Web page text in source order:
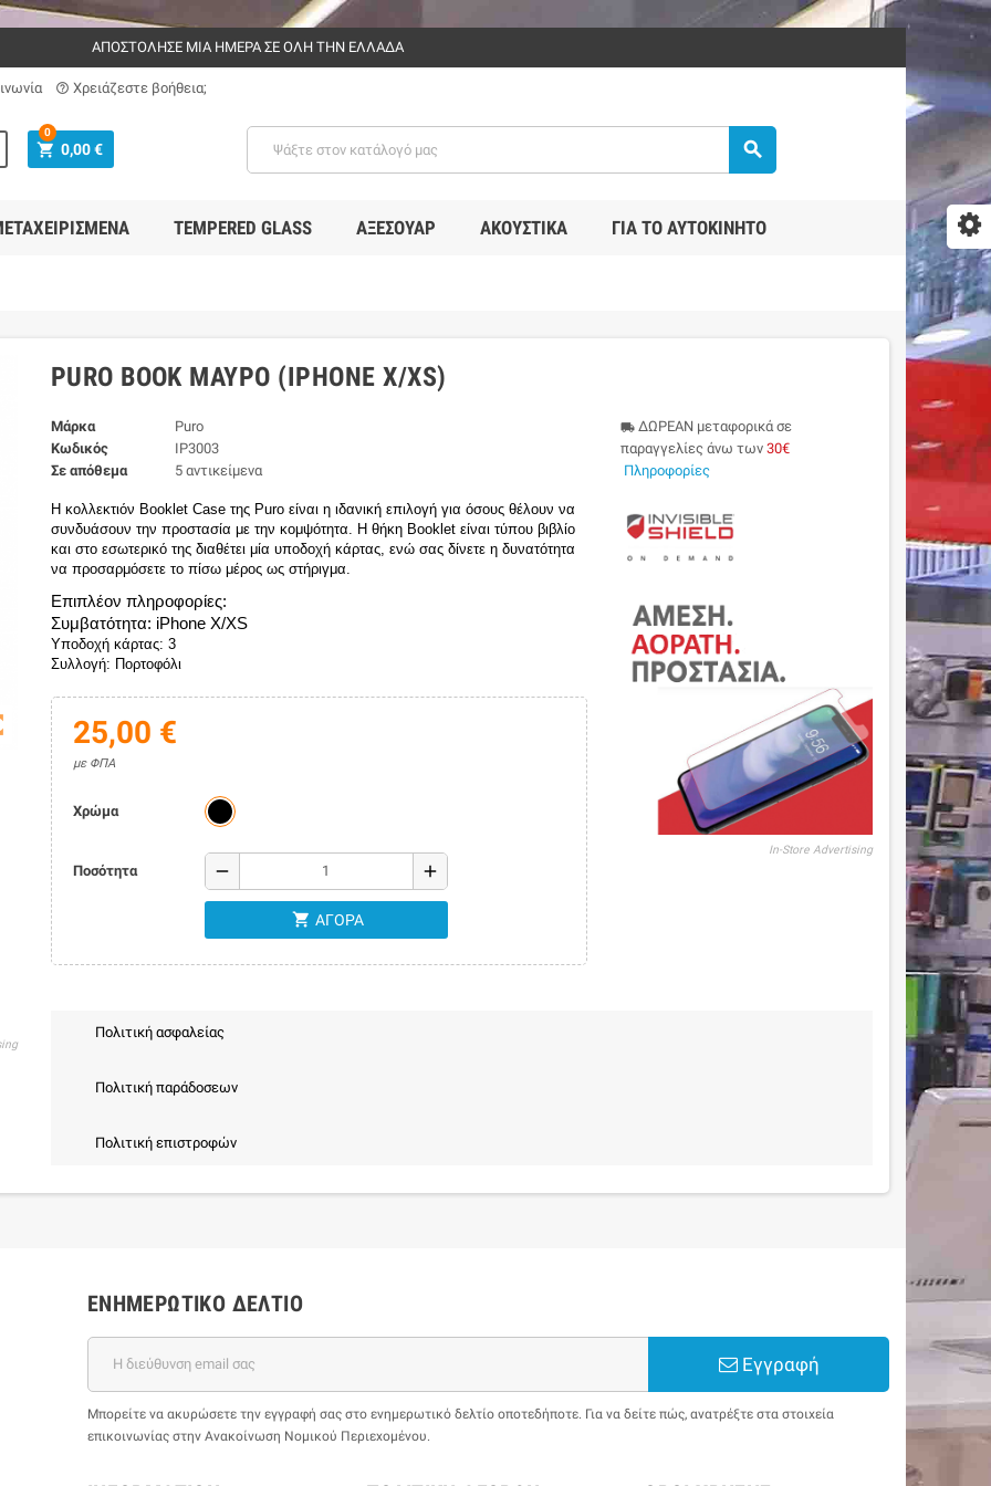
ΑΠΟΣΤΟΛΗΣΕ ΜΙΑ ΗΜΕΡΑ ΣΕ ΟΛΗ ΤΗΝ ΕΛΛΑΔΑ
help_outline Χρειάζεστε βοήθεια;
shopping_cart 0,00 €
0
search
TEMPERED GLASS ΑΞΕΣΟΥΆΡ ΑΚΟΥΣΤΙΚΆ ΓΙΑ ΤΟ ΑΥΤΟΚΊΝΗΤΟ
PURO BOOK MΑΎΡΟ (IPHONE X/XS)
Μάρκα
Puro
Κωδικός
IP3003
Σε απόθεμα
5 αντικείμενα
Η κολλεκτιόν Booklet Case της Puro είναι η ιδανική επιλογή για όσους θέλουν να
συνδυάσουν την προστασία με την κομψότητα. Η θήκη Booklet είναι τύπου βιβλίο
και στο εσωτερικό της διαθέτει μία υποδοχή κάρτας, ενώ σας δίνετε η δυνατότητα
να προσαρμόσετε το πίσω μέρος ως στήριγμα.
Επιπλέον πληροφορίες:
Συμβατότητα: iPhone X/XS
Υποδοχή κάρτας: 3
Συλλογή: Πορτοφόλι
25,00 €
με ΦΠΑ
Χρώμα
Ποσότητα remove add
shopping_cart ΑΓΟΡΆ
local_shipping ΔΩΡΕΑΝ μεταφορικά σε
παραγγελίες άνω των 30€
Πληροφορίες
In-Store Advertising
Πολιτική ασφαλείας
Πολιτική παράδοσεων
Πολιτική επιστροφών
ΕΝΗΜΕΡΩΤΙΚΌ ΔΕΛΤΊΟ
Εγγραφή
Μπορείτε να ακυρώσετε την εγγραφή σας στο ενημερωτικό δελτίο οποτεδήποτε. Για να δείτε πώς, ανατρέξτε στα στοιχεία
επικοινωνίας στην Ανακοίνωση Νομικού Περιεχομένου.